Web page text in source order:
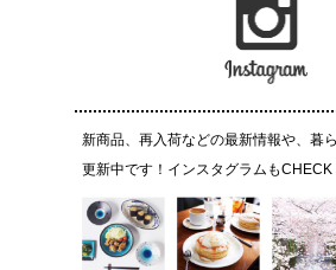
新商品、再入荷などの最新情報や、暮
更新中です！インスタグラムもCHECK